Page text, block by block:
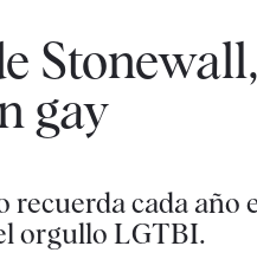
gay
recuerda cada año
orgullo LGTBI.